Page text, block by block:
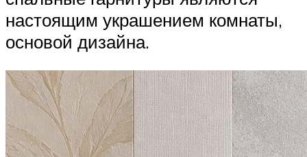
настоящим украшением комнаты,
основой дизайна.